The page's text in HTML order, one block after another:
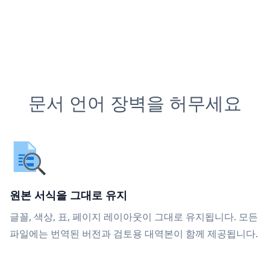
문서 언어 장벽을 허무세요
원본 서식을 그대로 유지
글꼴, 색상, 표, 페이지 레이아웃이 그대로 유지됩니다. 모든
파일에는 번역된 버전과 검토용 대역본이 함께 제공됩니다.